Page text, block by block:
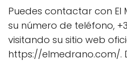
Puedes contactar con
su número de teléfono,
visitando su sitio web
https://elmedrano.com/.